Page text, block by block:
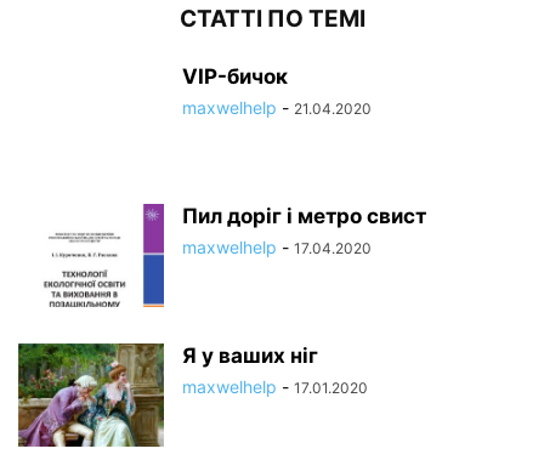
СТАТТІ ПО ТЕМІ
VIP-бичок
maxwelhelp - 21.04.2020
Пил доріг і метро свист
maxwelhelp - 17.04.2020
Я у ваших ніг
maxwelhelp - 17.01.2020